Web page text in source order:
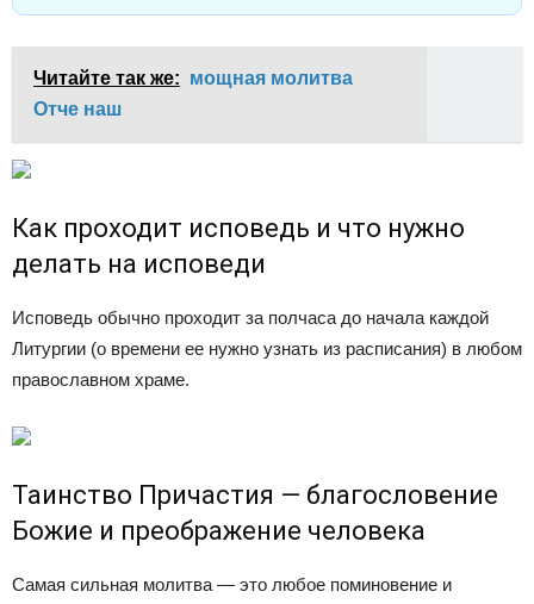
Читайте так же: мощная молитва
Отче наш
Как проходит исповедь и что нужно
делать на исповеди
Исповедь обычно проходит за полчаса до начала каждой
Литургии (о времени ее нужно узнать из расписания) в любом
православном храме.
Таинство Причастия — благословение
Божие и преображение человека
Самая сильная молитва — это любое поминовение и